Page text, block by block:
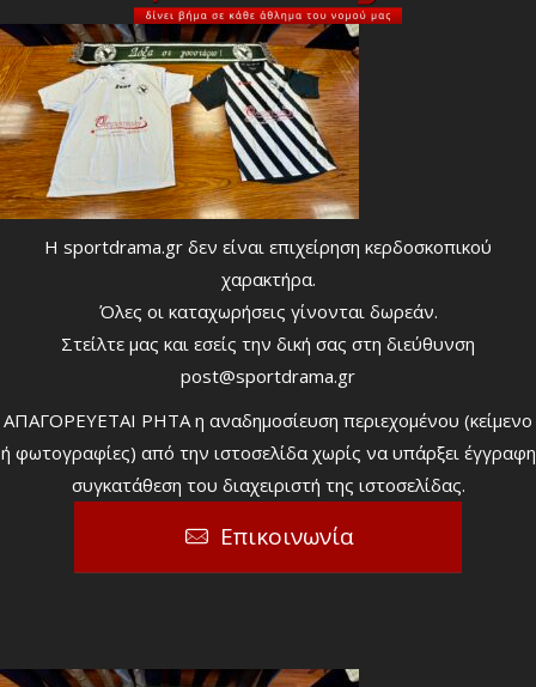
Η sportdrama.gr δεν είναι επιχείρηση κερδοσκοπικού
χαρακτήρα.
Όλες οι καταχωρήσεις γίνονται δωρεάν.
Στείλτε μας και εσείς την δική σας στη διεύθυνση
post@sportdrama.gr
ΑΠΑΓΟΡΕΥΕΤΑΙ ΡΗΤΑ η αναδημοσίευση περιεχομένου (κείμενο
ή φωτογραφίες) από την ιστοσελίδα χωρίς να υπάρξει έγγραφη
συγκατάθεση του διαχειριστή της ιστοσελίδας.
Επικοινωνία